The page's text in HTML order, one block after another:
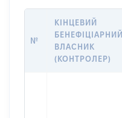
№
КІНЦЕВИЙ
БЕНЕФІЦІАРНИЙ
ВЛАСНИК
(КОНТРОЛЕР)